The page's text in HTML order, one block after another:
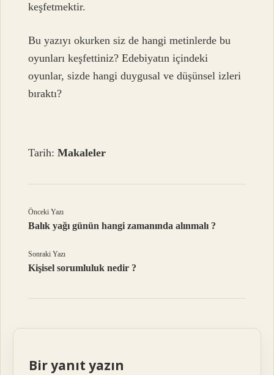
keşfetmektir.
Bu yazıyı okurken siz de hangi metinlerde bu
oyunları keşfettiniz? Edebiyatın içindeki
oyunlar, sizde hangi duygusal ve düşünsel izleri
bıraktı?
Tarih:Makaleler
Önceki Yazı
Balık yağı günün hangi zamanında alınmalı ?
Sonraki Yazı
Kişisel sorumluluk nedir ?
Bir yanıt yazın